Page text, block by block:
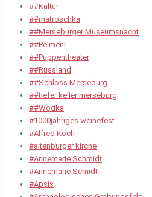
##Kultur
##matroschka
##Merseburger Museumsnacht
##Pelmeni
##Puppentheater
##Russland
##Schloss Merseburg
##tiefer keller merseburg
##Wodka
#1000jähriges weihefest
#Alfred Koch
#altenburger kirche
#Annemarie Schmidt
#Annemarie Scmidt
#Apsis